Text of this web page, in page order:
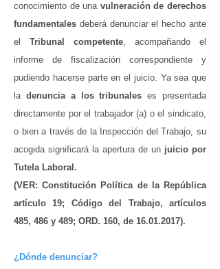
conocimiento de una vulneración de derechos
fundamentales deberá denunciar el hecho ante
el Tribunal competente, acompañando el
informe de fiscalización correspondiente y
pudiendo hacerse parte en el juicio. Ya sea que
la denuncia a los tribunales es presentada
directamente por el trabajador (a) o el sindicato,
o bien a través de la Inspección del Trabajo, su
acogida significará la apertura de un juicio por
Tutela Laboral.
(VER: Constitución Política de la República
artículo 19; Código del Trabajo, artículos
485, 486 y 489; ORD. 160, de 16.01.2017).
¿Dónde denunciar?